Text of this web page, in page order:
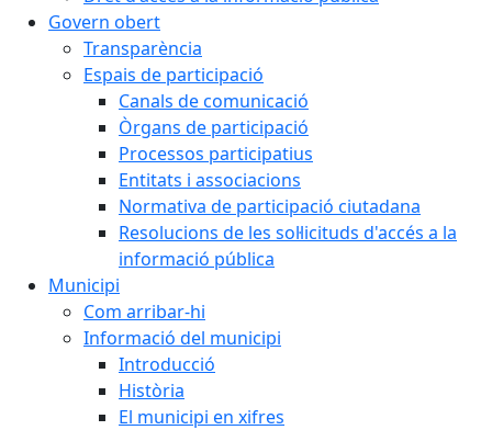
Govern obert
Transparència
Espais de participació
Canals de comunicació
Òrgans de participació
Processos participatius
Entitats i associacions
Normativa de participació ciutadana
Resolucions de les sol·licituds d'accés a la
informació pública
Municipi
Com arribar-hi
Informació del municipi
Introducció
Història
El municipi en xifres